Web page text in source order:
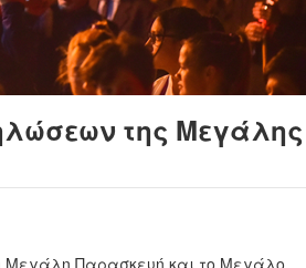
της Μεγάλης